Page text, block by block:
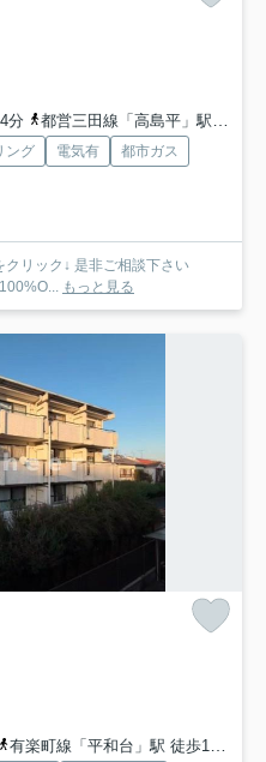
分
都営三田線「高島平」駅 徒歩5分
ング 電気有
都市ガス
リック↓ 是非ご相談下さい
もっと見る
有楽町線「平和台」駅 徒歩16分